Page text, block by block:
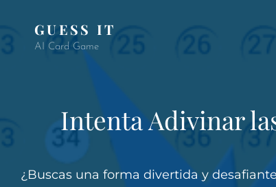
GUESS IT
AI Card Game
Intenta Adivinar
¿Buscas una forma divertida y